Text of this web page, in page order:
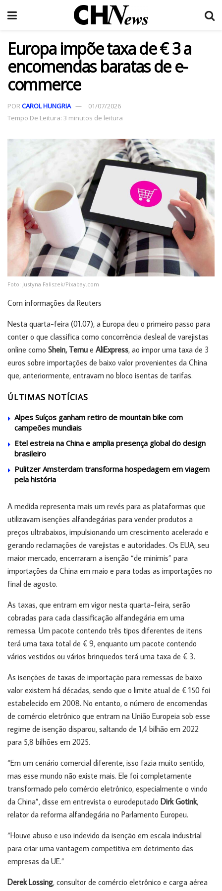
Europa impõe taxa de € 3 a
encomendas baratas de e-
commerce
PORCAROL HUNGRIA
01/07/2026
Tempo De Leitura: 3 minutos de leitura
Foto: Justyna Faliszek/Pixabay.com
Com informações da Reuters
Nesta quarta-feira (01.07), a Europa deu o primeiro passo para
conter o que classifica como concorrência desleal de varejistas
online como Shein, Temu e AliExpress, ao impor uma taxa de 3
euros sobre importações de baixo valor provenientes da China
que, anteriormente, entravam no bloco isentas de tarifas.
ÚLTIMAS NOTÍCIAS
Alpes Suíços ganham retiro de mountain bike com
campeões mundiais
Etel estreia na China e amplia presença global do design
brasileiro
Pulitzer Amsterdam transforma hospedagem em viagem
pela história
A medida representa mais um revés para as plataformas que
utilizavam isenções alfandegárias para vender produtos a
preços ultrabaixos, impulsionando um crescimento acelerado e
gerando reclamações de varejistas e autoridades. Os EUA, seu
maior mercado, encerraram a isenção “de minimis” para
importações da China em maio e para todas as importações no
final de agosto.
As taxas, que entram em vigor nesta quarta-feira, serão
cobradas para cada classificação alfandegária em uma
remessa. Um pacote contendo três tipos diferentes de itens
terá uma taxa total de € 9, enquanto um pacote contendo
vários vestidos ou vários brinquedos terá uma taxa de € 3.
As isenções de taxas de importação para remessas de baixo
valor existem há décadas, sendo que o limite atual de € 150 foi
estabelecido em 2008. No entanto, o número de encomendas
de comércio eletrônico que entram na União Europeia sob esse
regime de isenção disparou, saltando de 1,4 bilhão em 2022
para 5,8 bilhões em 2025.
“Em um cenário comercial diferente, isso fazia muito sentido,
mas esse mundo não existe mais. Ele foi completamente
transformado pelo comércio eletrônico, especialmente o vindo
da China”, disse em entrevista o eurodeputado Dirk Gotink,
relator da reforma alfandegária no Parlamento Europeu.
“Houve abuso e uso indevido da isenção em escala industrial
para criar uma vantagem competitiva em detrimento das
empresas da UE.”
Derek Lossing, consultor de comércio eletrônico e carga aérea